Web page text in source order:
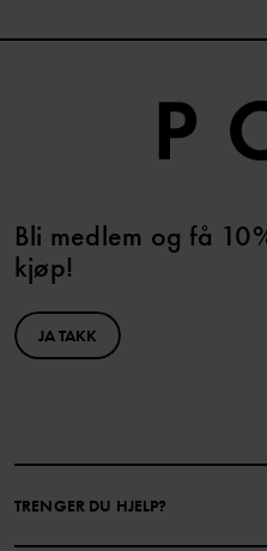
Bli medlem og få
kjøp!
JA TAKK
TRENGER DU HJELP?